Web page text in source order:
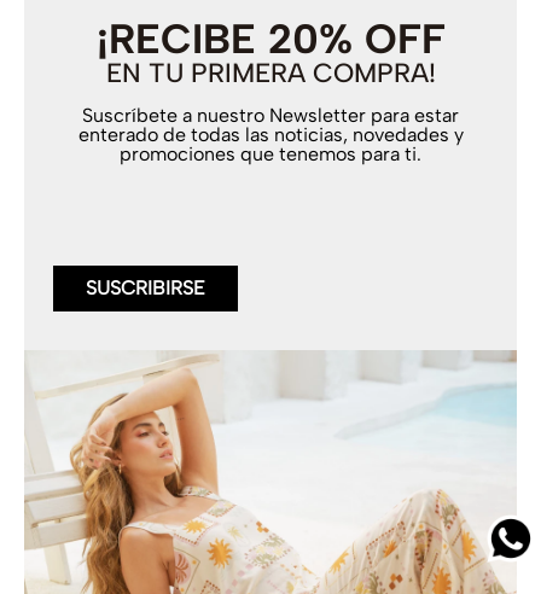
¡RECIBE 20% OFF
EN TU PRIMERA COMPRA!
Suscríbete a nuestro Newsletter para estar
enterado de todas las noticias, novedades y
promociones que tenemos para ti.
SUSCRIBIRSE